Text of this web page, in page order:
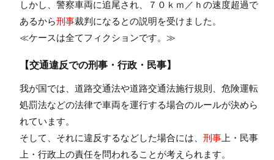
しかし、警察車両に追尾され、７０ｋｍ／ｈの速度超過で
あるから刑事裁判になるとの説明を受けました。
≪ケースは全てフィクションです。≫
【交通違反での刑事・行政・民事】
我が国では、道路交通法や道路交通法施行規則、危険運転
処罰法などの法律で車両を運行する場合のルールが決めら
れています。
そして、それに違反するなどした場合には、 刑事 上・民事
上・行政上の責任を問われることが考えられます。